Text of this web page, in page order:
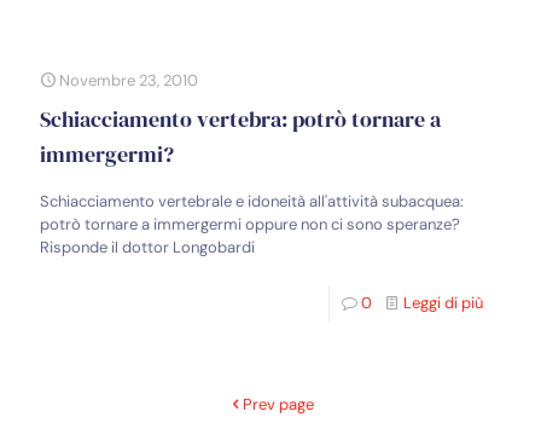
Novembre 23, 2010
Schiacciamento vertebra: potrò tornare a
immergermi?
Schiacciamento vertebrale e idoneità all'attività subacquea:
potrò tornare a immergermi oppure non ci sono speranze?
Risponde il dottor Longobardi
0 Leggi di più
Prev page